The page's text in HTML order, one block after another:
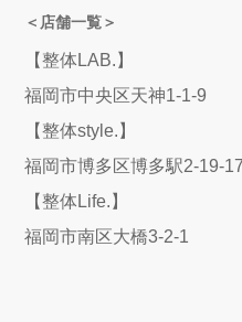
＜店舗一覧＞
【整体LAB.】
福岡市中央区天神1-1-9
【整体style.】
福岡市博多区博多駅2-19-17
【整体Life.】
福岡市南区大橋3-2-1